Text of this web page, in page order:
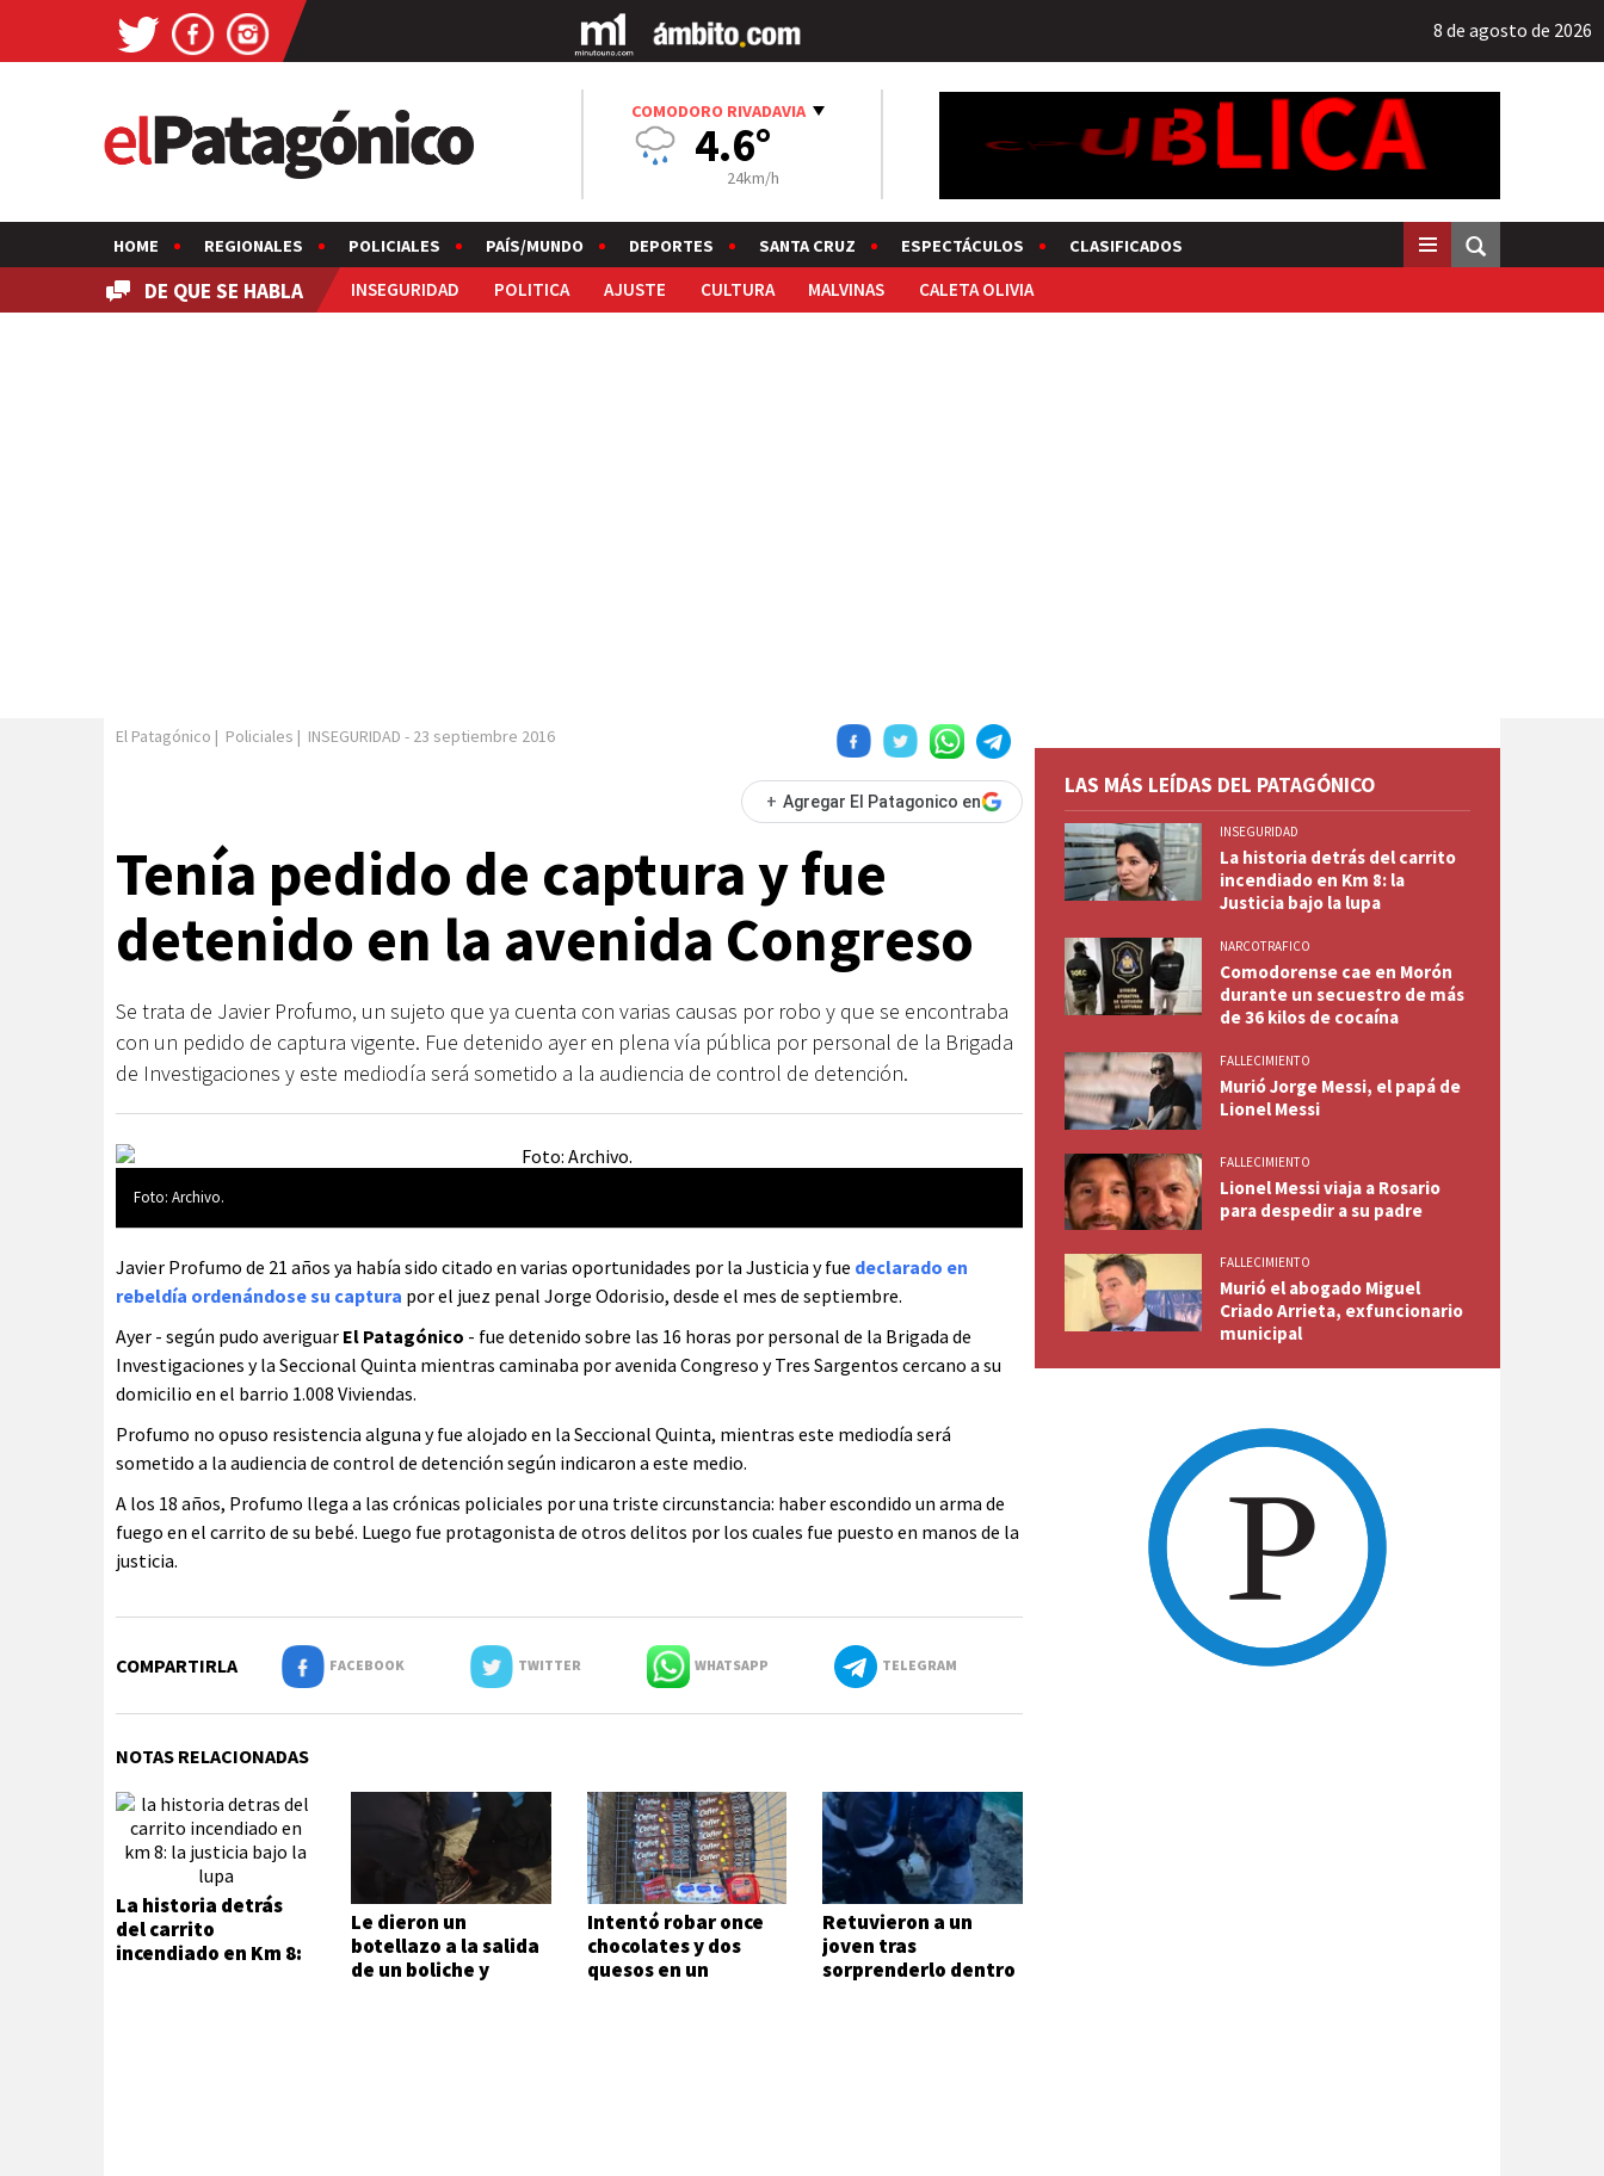
8 de agosto de 2026
COMODORO RIVADAVIA
4.6°
24km/h
HOME REGIONALES POLICIALES PAÍS/MUNDO DEPORTES SANTA CRUZ ESPECTÁCULOS CLASIFICADOS
DE QUE SE HABLA INSEGURIDAD POLITICA AJUSTE CULTURA MALVINAS CALETA OLIVIA
El Patagónico | Policiales | INSEGURIDAD - 23 septiembre 2016
+ Agregar El Patagonico en
Tenía pedido de captura y fue
detenido en la avenida Congreso
Se trata de Javier Profumo, un sujeto que ya cuenta con varias causas por robo y que se encontraba
con un pedido de captura vigente. Fue detenido ayer en plena vía pública por personal de la Brigada
de Investigaciones y este mediodía será sometido a la audiencia de control de detención.
Foto: Archivo.
Javier Profumo de 21 años ya había sido citado en varias oportunidades por la Justicia y fue declarado en
rebeldía ordenándose su captura por el juez penal Jorge Odorisio, desde el mes de septiembre.
Ayer - según pudo averiguar El Patagónico - fue detenido sobre las 16 horas por personal de la Brigada de
Investigaciones y la Seccional Quinta mientras caminaba por avenida Congreso y Tres Sargentos cercano a su
domicilio en el barrio 1.008 Viviendas.
Profumo no opuso resistencia alguna y fue alojado en la Seccional Quinta, mientras este mediodía será
sometido a la audiencia de control de detención según indicaron a este medio.
A los 18 años, Profumo llega a las crónicas policiales por una triste circunstancia: haber escondido un arma de
fuego en el carrito de su bebé. Luego fue protagonista de otros delitos por los cuales fue puesto en manos de la
justicia.
COMPARTIRLA FACEBOOK TWITTER WHATSAPP TELEGRAM
NOTAS RELACIONADAS
La historia detrás
del carrito
incendiado en Km 8:
Le dieron un
botellazo a la salida
de un boliche y
Intentó robar once
chocolates y dos
quesos en un
Retuvieron a un
joven tras
sorprenderlo dentro
LAS MÁS LEÍDAS DEL PATAGÓNICO
INSEGURIDAD
La historia detrás del carrito
incendiado en Km 8: la
Justicia bajo la lupa
NARCOTRAFICO
Comodorense cae en Morón
durante un secuestro de más
de 36 kilos de cocaína
FALLECIMIENTO
Murió Jorge Messi, el papá de
Lionel Messi
FALLECIMIENTO
Lionel Messi viaja a Rosario
para despedir a su padre
FALLECIMIENTO
Murió el abogado Miguel
Criado Arrieta, exfuncionario
municipal